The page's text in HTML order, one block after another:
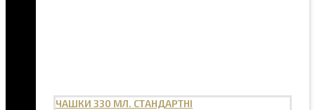
ЧАШКИ 330 МЛ. СТАНДАРТНІ